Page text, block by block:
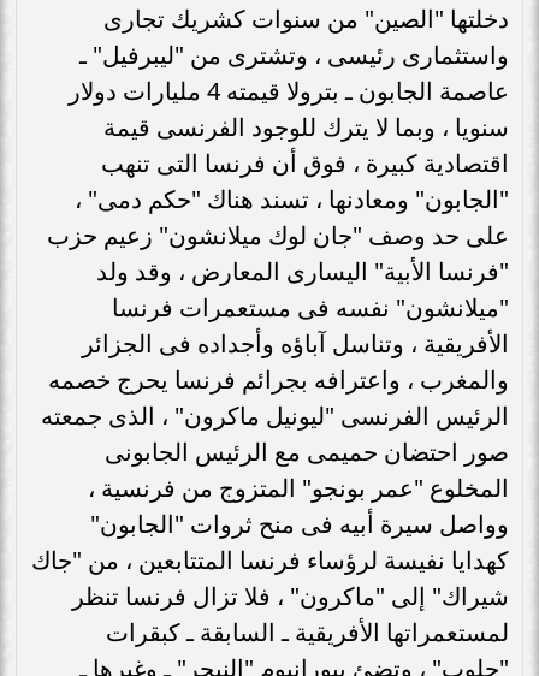
دخلتها "الصين" من سنوات كشريك تجارى
واستثمارى رئيسى ، وتشترى من "ليبرفيل" ـ
عاصمة الجابون ـ بترولا قيمته 4 مليارات دولار
سنويا ، وبما لا يترك للوجود الفرنسى قيمة
اقتصادية كبيرة ، فوق أن فرنسا التى تنهب
"الجابون" ومعادنها ، تسند هناك "حكم دمى" ،
على حد وصف "جان لوك ميلانشون" زعيم حزب
"فرنسا الأبية" اليسارى المعارض ، وقد ولد
"ميلانشون" نفسه فى مستعمرات فرنسا
الأفريقية ، وتناسل آباؤه وأجداده فى الجزائر
والمغرب ، واعترافه بجرائم فرنسا يحرج خصمه
الرئيس الفرنسى "ليونيل ماكرون" ، الذى جمعته
صور احتضان حميمى مع الرئيس الجابونى
المخلوع "عمر بونجو" المتزوج من فرنسية ،
وواصل سيرة أبيه فى منح ثروات "الجابون"
كهدايا نفيسة لرؤساء فرنسا المتتابعين ، من "جاك
شيراك" إلى "ماكرون" ، فلا تزال فرنسا تنظر
لمستعمراتها الأفريقية ـ السابقة ـ كبقرات
"حلوب" ، وتضئ بيورانيوم "النيجر" ـ وغيرها ـ